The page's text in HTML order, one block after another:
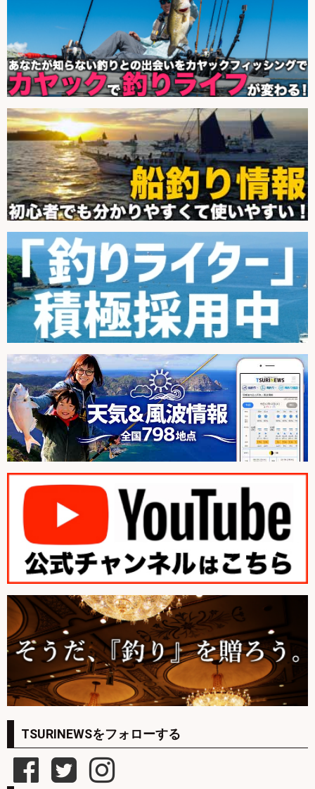
TSURINEWSをフォローする